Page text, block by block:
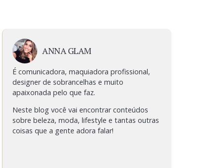
ANNA GLAM
É comunicadora, maquiadora profissional,
designer de sobrancelhas e muito
apaixonada pelo que faz.
Neste blog você vai encontrar conteúdos
sobre beleza, moda, lifestyle e tantas outras
coisas que a gente adora falar!